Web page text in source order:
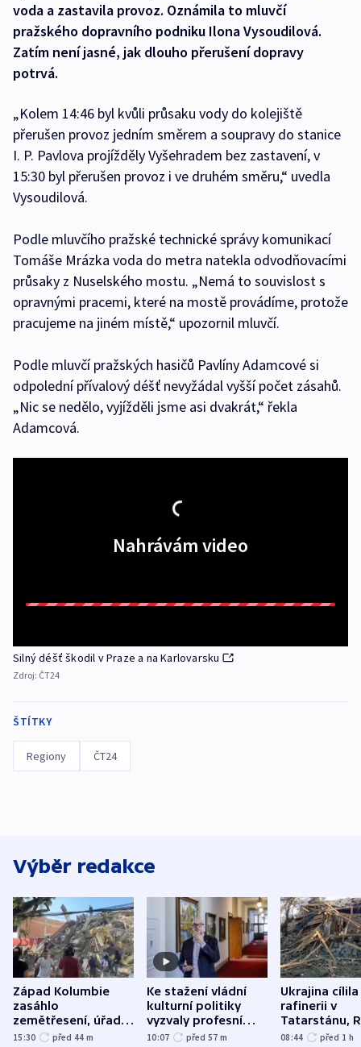
voda a zastavila provoz. Oznámila to mluvčí
pražského dopravního podniku Ilona Vysoudilová.
Zatím není jasné, jak dlouho přerušení dopravy
potrvá.
„Kolem 14:46 byl kvůli průsaku vody do kolejiště
přerušen provoz jedním směrem a soupravy do stanice
I. P. Pavlova projížděly Vyšehradem bez zastavení, v
15:30 byl přerušen provoz i ve druhém směru,“ uvedla
Vysoudilová.
Podle mluvčího pražské technické správy komunikací
Tomáše Mrázka voda do metra natekla odvodňovacími
průsaky z Nuselského mostu. „Nemá to souvislost s
opravnými pracemi, které na mostě provádíme, protože
pracujeme na jiném místě,“ upozornil mluvčí.
Podle mluvčí pražských hasičů Pavlíny Adamcové si
odpolední přívalový déšť nevyžádal vyšší počet zásahů.
„Nic se nedělo, vyjížděli jsme asi dvakrát,“ řekla
Adamcová.
Nahrávám video
Silný déšť škodil v Praze a na Karlovarsku
Zdroj: ČT24
ŠTÍTKY
Regiony ČT24
Výběr redakce
Západ Kolumbie
zasáhlo
zemětřesení, úřady
hlásí přes sto obětí
15:30 před 44 m
Ke stažení vládní
kulturní politiky
vyzvaly profesní
organizace, spolky i
10:07 před 57 m
Ukrajina cílila
rafinerii v
Tatarstánu,
útočilo na
08:44 před 1 h